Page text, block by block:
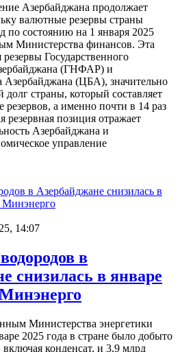
Азербайджана продолжает
валютные резервы страны
по состоянию на 1 января 2025
Министерства финансов. Эта
Государственного
(ГНФАР) и
Азербайджана (ЦБА), значительно
страны, который составляет
резервов, а именно почти в 14 раз
резервная позиция отражает
Азербайджана и
управление
14:07
в
снизилась в январе
Министерства энергетики
2025 года в стране было добыто
конденсат, и 3,9 млрд